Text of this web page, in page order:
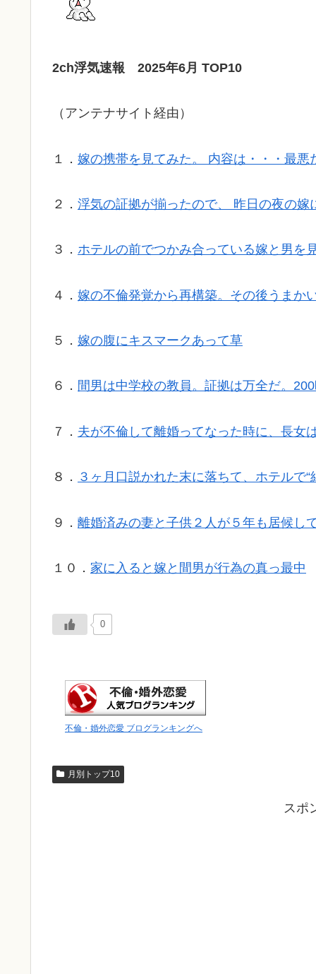
2ch浮気速報 2025年6月 TOP10
（アンテナサイト経由）
１． 嫁の携帯を見てみた。 内容は・・・最
２． 浮気の証拠が揃ったので、 昨日の夜の嫁
３． ホテルの前でつかみ合っている嫁と男を
４． 嫁の不倫発覚から再構築。その後うまか
５． 嫁の腹にキスマークあって草
６． 間男は中学校の教員。証拠は万全だ。
７． 夫が不倫して離婚ってなった時に、長女
８． ３ヶ月口説かれた末に落ちて、ホテルで
９． 離婚済みの妻と子供２人が５年も居候し
１０． 家に入ると嫁と間男が行為の真っ最中
0
不倫・婚外恋愛 ブログランキングへ
月別トップ10
スポ